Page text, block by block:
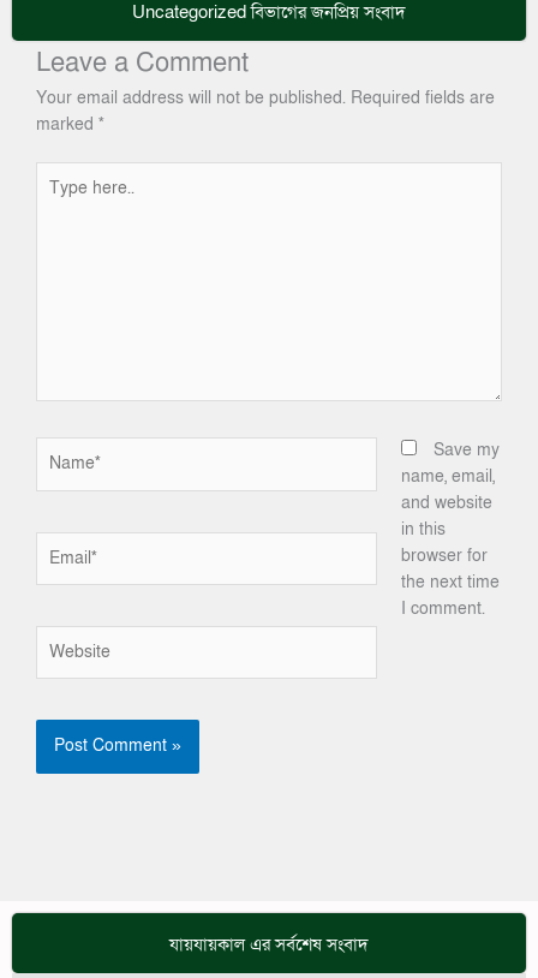
Uncategorizedবিভাগের জনপ্রিয় সংবাদ
Leave a Comment
Your email address will not be published. Required fields are
marked *
here..
Save my
name, email,
and website
in this
browser for
the next time
I comment.
যায়যায়কাল এর সর্বশেষ সংবাদ